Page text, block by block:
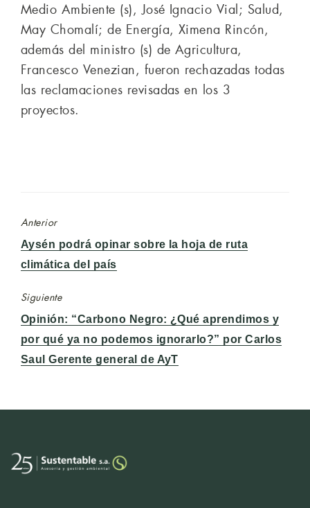
Medio Ambiente (s), José Ignacio Vial; Salud,
May Chomalí; de Energía, Ximena Rincón,
además del ministro (s) de Agricultura,
Francesco Venezian, fueron rechazadas todas
las reclamaciones revisadas en los 3
proyectos.
Anterior
Entrada
anterior:
Aysén podrá opinar sobre la hoja de ruta
climática del país
Siguiente
Entrada
siguiente:
Opinión: “Carbono Negro: ¿Qué aprendimos y
por qué ya no podemos ignorarlo?” por Carlos
Saul Gerente general de AyT